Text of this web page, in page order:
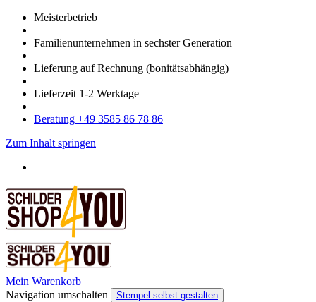
Meister­betrieb
Familien­unter­nehmen in sechster Gene­ration
Lieferung auf Rech­nung (bonitätsabhängig)
Liefer­zeit 1-2 Werk­tage
Bera­tung +49 3585 86 78 86
Zum Inhalt springen
Mein Warenkorb
Navigation umschalten
Stempel selbst gestalten